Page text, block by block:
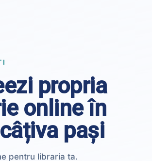
propria
online în
pași
pentru libraria ta.